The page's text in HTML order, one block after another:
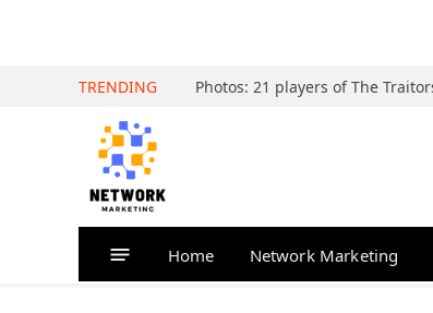
TRENDING
Home Network Marketing